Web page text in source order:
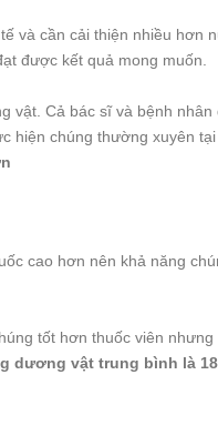
và cần cải thiện nhiều
được kết quả mong muốn.
Cả bác sĩ và bệnh
hiện chúng thường xuyên
cao hơn nên khả năng
tốt hơn thuốc viên nhưng
dương vật trung bình là